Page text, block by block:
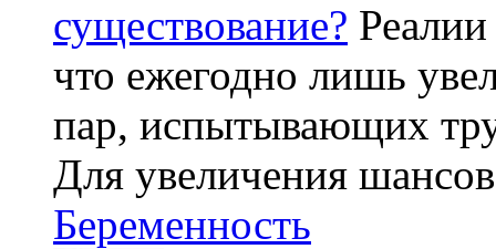
существование?
что ежегодно лишь
пар, испытывающих
Для увеличения
Беременность